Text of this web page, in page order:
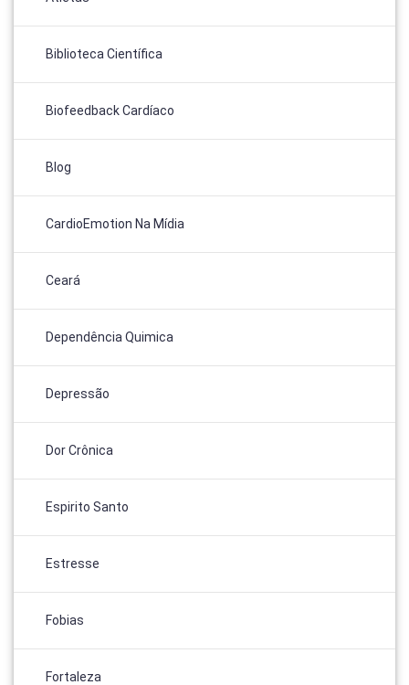
Biblioteca Científica
Biofeedback Cardíaco
Blog
CardioEmotion Na Mídia
Ceará
Dependência Quimica
Depressão
Dor Crônica
Espirito Santo
Estresse
Fobias
Fortaleza